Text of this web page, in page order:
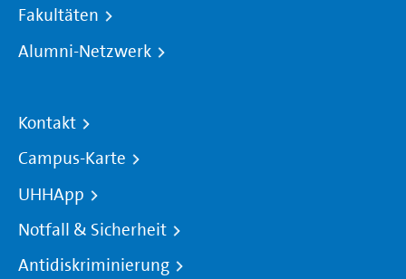
Fakultäten
Alumni-Netzwerk
Kontakt
Campus-Karte
UHHApp
Notfall & Sicherheit
Antidiskriminierung